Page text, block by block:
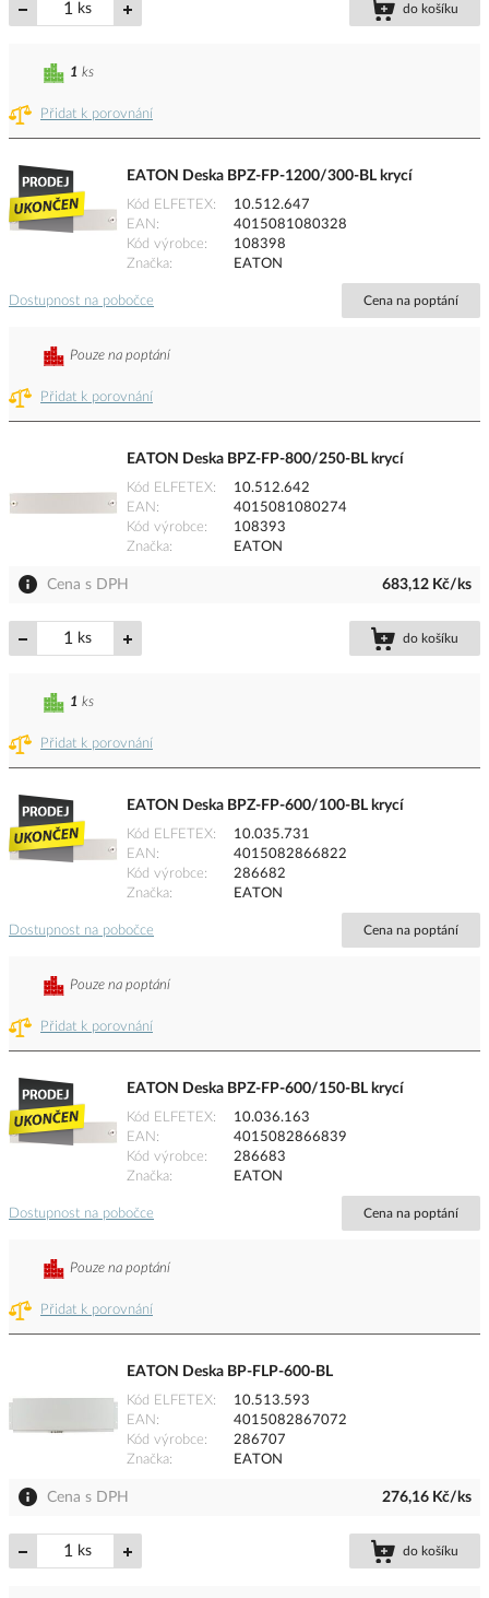
ks do košíku
Přidat k porovnání
1 ks
EATON Deska BPZ-FP-1200/300-BL krycí
Kód ELFETEX
10.512.647
EAN
4015081080328
Kód výrobce
108398
Značka
EATON
Dostupnost na pobočce Cena na poptání
Přidat k porovnání
Pouze na poptání
EATON Deska BPZ-FP-800/250-BL krycí
Kód ELFETEX
10.512.642
EAN
4015081080274
Kód výrobce
108393
Značka
EATON
Cena s DPH 683,12 Kč/ks
ks do košíku
Přidat k porovnání
1 ks
EATON Deska BPZ-FP-600/100-BL krycí
Kód ELFETEX
10.035.731
EAN
4015082866822
Kód výrobce
286682
Značka
EATON
Dostupnost na pobočce Cena na poptání
Přidat k porovnání
Pouze na poptání
EATON Deska BPZ-FP-600/150-BL krycí
Kód ELFETEX
10.036.163
EAN
4015082866839
Kód výrobce
286683
Značka
EATON
Dostupnost na pobočce Cena na poptání
Přidat k porovnání
Pouze na poptání
EATON Deska BP-FLP-600-BL
Kód ELFETEX
10.513.593
EAN
4015082867072
Kód výrobce
286707
Značka
EATON
Cena s DPH 276,16 Kč/ks
ks do košíku